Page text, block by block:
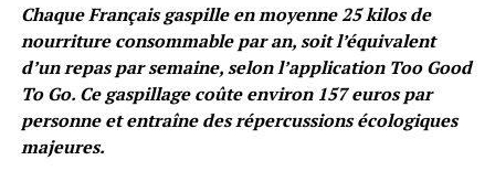
Chaque Français gaspille en moyenne 25 kilos de
nourriture consommable par an, soit l’équivalent
d’un repas par semaine, selon l’application Too Good
To Go. Ce gaspillage coûte environ 157 euros par
personne et entraîne des répercussions écologiques
majeures.